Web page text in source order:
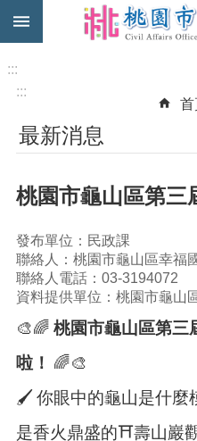
跳到主要內容區塊
市
民
階
搜
尋
區
紹
訊
:::
:::
首
最新消息
桃園市龜山區第三
發布單位：民政課
聯絡人：桃園市龜山區幸福
聯絡人電話：03-3194072
資料提供單位：桃園市龜山
🎨🌈 桃園市龜山區第三
啦！ 🌈🎨
🖌 你眼中的龜山是什麼
是香火鼎盛的⛩壽山巖